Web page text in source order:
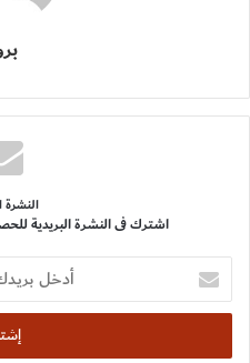
النشرة
اشترك فى النشرة البريدية
أدخل
بريدك
الإلكتروني